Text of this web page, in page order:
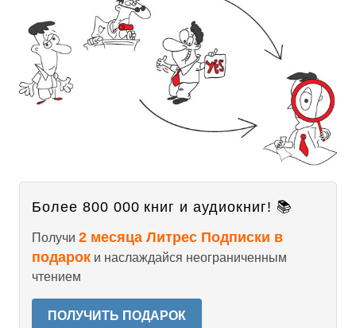
Более 800 000 книг и аудиокниг! 📚
Получи 2 месяца Литрес Подписки в
подарок и наслаждайся неограниченным
чтением
ПОЛУЧИТЬ ПОДАРОК